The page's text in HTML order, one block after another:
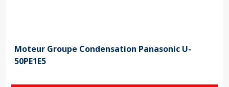
Moteur Groupe Condensation Panasonic U-
50PE1E5